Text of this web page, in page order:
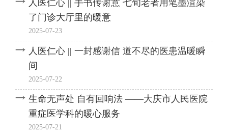
人医仁心 || 手书传谢意 七旬老者用笔墨渲染
了门诊大厅里的暖意
2025-07-23
人医仁心 || 一封感谢信 道不尽的医患温暖瞬
间
2025-07-22
生命无声处 自有回响法 ——大庆市人民医院
重症医学科的暖心服务
2025-07-21